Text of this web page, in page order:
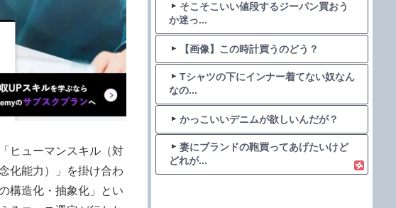
ヒューマンスキル（対
化能力）」を掛け合わ
構造化・抽象化」とい
そこそこいい値段するジーパン買おう
か迷っ...
【画像】この時計買うのどう？
Tシャツの下にインナー着てない奴なん
なの...
かっこいいデニムが欲しいんだが？
妻にブランドの鞄買ってあげたいけど
どれが...